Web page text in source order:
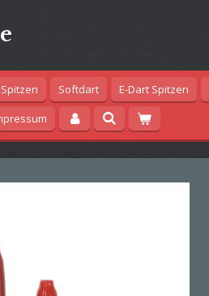
Softdart E-Dart Spitzen